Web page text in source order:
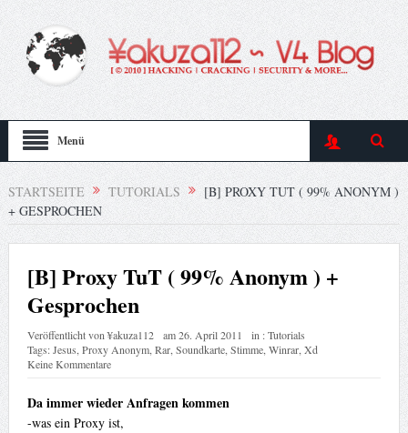
Menü
STARTSEITE TUTORIALS
[B] PROXY TUT ( 99% ANONYM )
+ GESPROCHEN
[B] Proxy TuT ( 99% Anonym ) +
Gesprochen
Veröffentlicht von¥akuza112 am26. April 2011 in :Tutorials
Tags:Jesus Proxy Anonym, Rar, Soundkarte, Stimme, Winrar, Xd
Keine Kommentare
Da immer wieder Anfragen kommen
-was ein Proxy ist,